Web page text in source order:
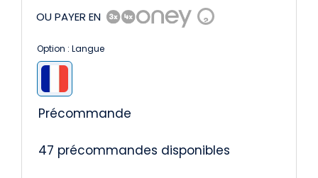
OU PAYER EN ?
Option : Langue
Précommande
47 précommandes disponibles